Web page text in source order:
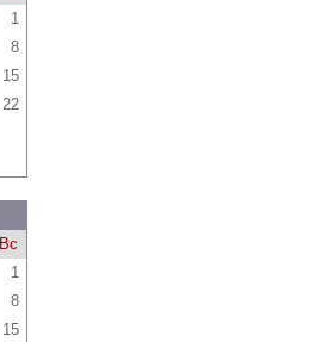
1
8
15
22
Вс
1
8
15